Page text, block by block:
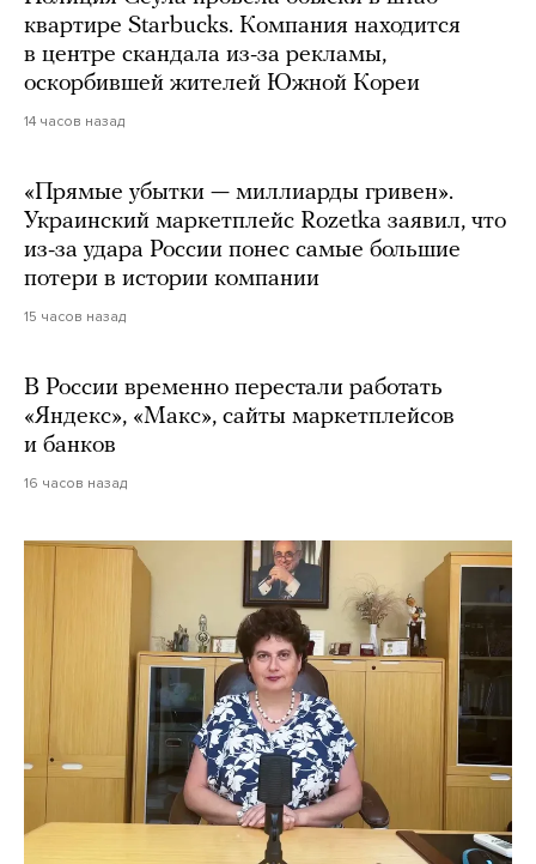
квартире Starbucks. Компания находится
в центре скандала из-за рекламы,
оскорбившей жителей Южной Кореи
14 часов назад
«Прямые убытки — миллиарды гривен».
Украинский маркетплейс Rozetka заявил, что
из-за удара России понес самые большие
потери в истории компании
15 часов назад
В России временно перестали работать
«Яндекс», «Макс», сайты маркетплейсов
и банков
16 часов назад